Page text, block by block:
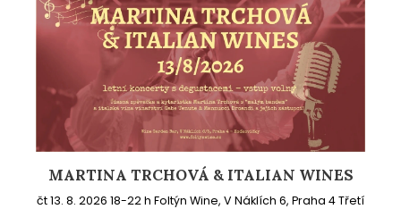
MARTINA TRCHOVÁ & ITALIAN WINES
čt 13. 8. 2026 18-22 h Foltýn Wine, V Náklích 6, Praha 4 Třetí